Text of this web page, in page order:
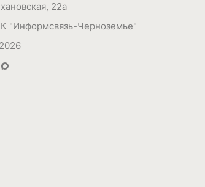
22а
"Информсвязь-Черноземье"